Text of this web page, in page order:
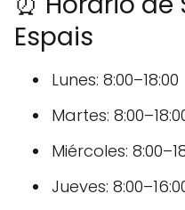
Espais
Lunes: 8:00–18:00
Martes:
Miércoles:
Jueves: